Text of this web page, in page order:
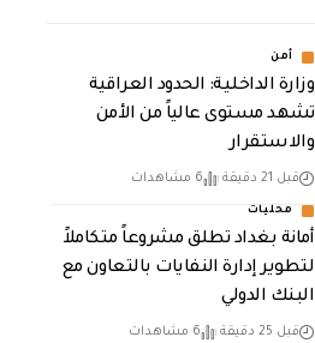
أمن
وزارة الداخلية: الحدود العراقية
تشهد مستوى عالياً من الأمن
والاستقرار
قبل 21 دقيقة 6 مشاهدات
محليات
أمانة بغداد تطلق مشروعاً متكاملاً
لتطوير إدارة النفايات بالتعاون مع
البنك الدولي
قبل 25 دقيقة 6 مشاهدات